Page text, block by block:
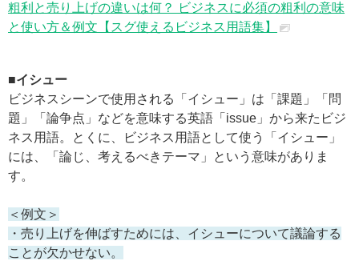
粗利と売り上げの違いは何？ ビジネスに必須の粗利の意味
と使い方＆例文【スグ使えるビジネス用語集】
■イシュー
ビジネスシーンで使用される「イシュー」は「課題」「問
題」「論争点」などを意味する英語「issue」から来たビジ
ネス用語。とくに、ビジネス用語として使う「イシュー」
には、「論じ、考えるべきテーマ」という意味がありま
す。
＜例文＞
・売り上げを伸ばすためには、イシューについて議論する
ことが欠かせない。